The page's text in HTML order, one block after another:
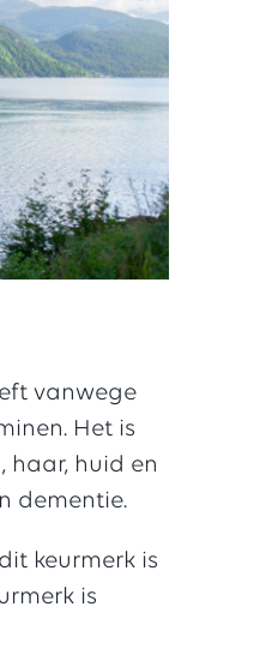
vanwege
Het is
haar, huid en
dementie.
keurmerk is
is